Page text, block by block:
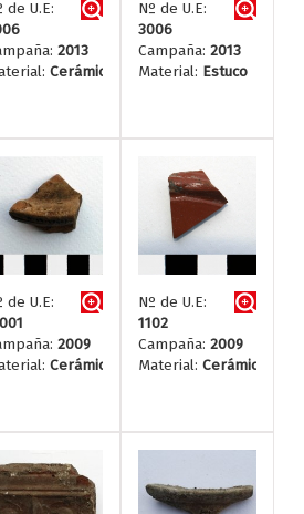
de U.E:
2013
Cerámica
Nº de U.E:
3006
Campaña:2013
Material: Estuco
de U.E:
2009
Cerámica
Nº de U.E:
1102
Campaña:2009
Material:Cerámica